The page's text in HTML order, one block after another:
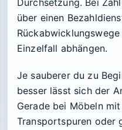
Durchsetzung. Bei
über einen
Einzelfall abhängen.
Je sauberer du zu
besser lässt sich der
Gerade bei Möbeln
Transportspuren oder